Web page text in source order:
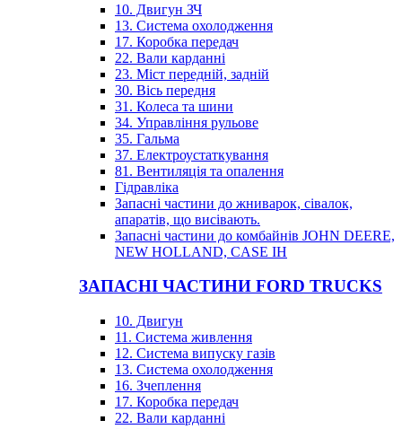
10. Двигун ЗЧ
13. Система охолодження
17. Коробка передач
22. Вали карданні
23. Міст передній, задній
30. Вісь передня
31. Колеса та шини
34. Управління рульове
35. Гальма
37. Електроустаткування
81. Вентиляція та опалення
Гідравліка
Запасні частини до жниварок, сівалок,
апаратів, що висівають.
Запасні частини до комбайнів JOHN DEERE,
NEW HOLLAND, CASE IH
ЗАПАСНІ ЧАСТИНИ FORD TRUCKS
10. Двигун
11. Система живлення
12. Система випуску газів
13. Система охолодження
16. Зчеплення
17. Коробка передач
22. Вали карданні